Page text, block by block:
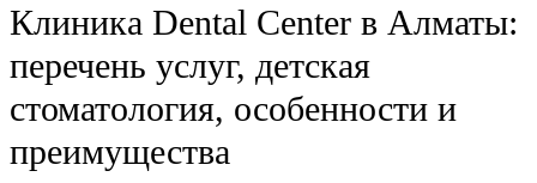
Клиника Dental Center в Алматы:
перечень услуг, детская
стоматология, особенности и
преимущества